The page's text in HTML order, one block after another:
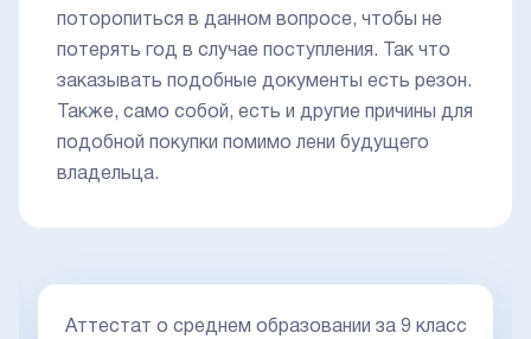
поторопиться в данном вопросе, чтобы не
потерять год в случае поступления. Так что
заказывать подобные документы есть резон.
Также, само собой, есть и другие причины для
подобной покупки помимо лени будущего
владельца.
Аттестат о среднем образовании за 9 класс